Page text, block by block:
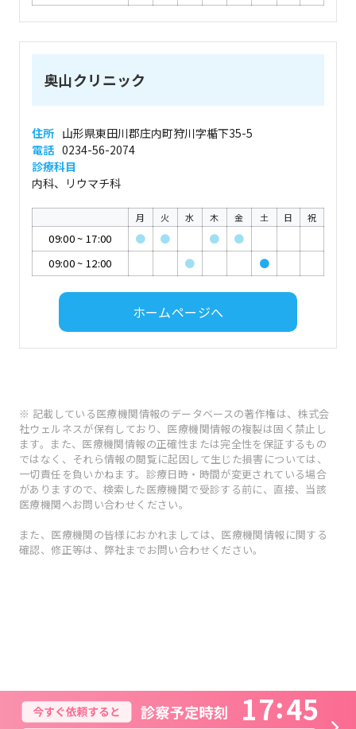
奥山クリニック
住所 山形県東田川郡庄内町狩川字楯下35-5
電話 0234-56-2074
診療科目
内科、リウマチ科
月 火 水 木 金 土 日 祝
09:00~ 17:00 ● ● ●
●
09:00~ 12:00 ● ●
ホームページへ
※ 記載している医療機関情報のデータベースの著作権は、株式会
社ウェルネスが保有しており、医療機関情報の複製は固く禁止し
ます。また、医療機関情報の正確性または完全性を保証するもの
ではなく、それら情報の閲覧に起因して生じた損害については、
一切責任を負いかねます。診療日時・時間が変更されている場合
がありますので、検索した医療機関で受診する前に、直接、当該
医療機関へお問い合わせください。
また、医療機関の皆様におかれましては、医療機関情報に関する
確認、修正等は、弊社までお問い合わせください。
17 45